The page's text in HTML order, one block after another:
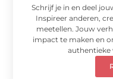
Schrijf je in en deel
Inspireer anderen,
meetellen. Jouw
impact te maken en
authentieke